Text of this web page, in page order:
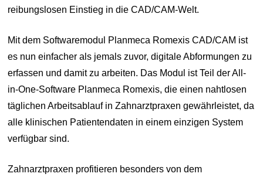
reibungslosen Einstieg in die CAD/CAM-Welt.
Mit dem Softwaremodul Planmeca Romexis CAD/CAM ist
es nun einfacher als jemals zuvor, digitale Abformungen zu
erfassen und damit zu arbeiten. Das Modul ist Teil der All-
in-One-Software Planmeca Romexis, die einen nahtlosen
täglichen Arbeitsablauf in Zahnarztpraxen gewährleistet, da
alle klinischen Patientendaten in einem einzigen System
verfügbar sind.
Zahnarztpraxen profitieren besonders von dem